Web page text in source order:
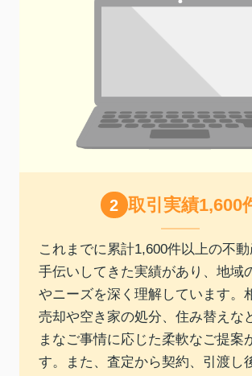
取引実績1,600
これまでに累計1,600件以上の不
手伝いしてきた実績があり、地域
やニーズを深く理解しています。
売却や空き家の処分、住み替えな
まなご事情に応じた柔軟なご提案
す。また、査定から契約、引渡し